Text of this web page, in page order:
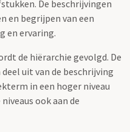
De beschrijvingen
en begrijpen van een
en ervaring.
de hiërarchie gevolgd. De
uit van de beschrijving
in een hoger niveau
ook aan de